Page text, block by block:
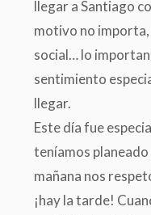
llegar a Santiago
motivo no
social… lo
sentimiento
llegar.
Este día fue
teníamos
mañana nos
¡hay la tarde!